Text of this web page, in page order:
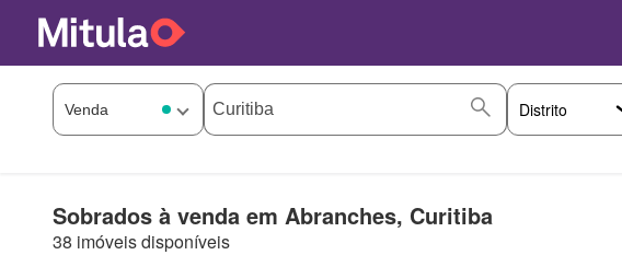
Sobrados à venda em Abranches, Curitiba
38 imóveis disponíveis